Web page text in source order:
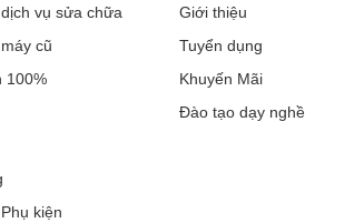
vụ sửa chữa
cũ
100%
kiện
Giới thiệu
Tuyển dụng
Khuyến Mãi
Đào tạo dạy nghề